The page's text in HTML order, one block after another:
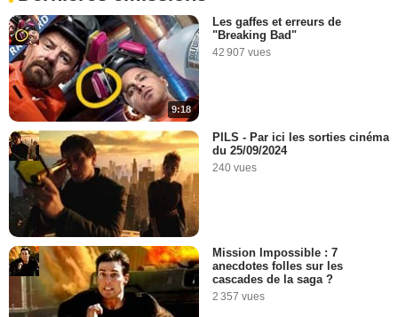
9:18
Les gaffes et erreurs de
"Breaking Bad"
42 907 vues
PILS - Par ici les sorties cinéma
du 25/09/2024
240 vues
Mission Impossible : 7
anecdotes folles sur les
cascades de la saga ?
2 357 vues